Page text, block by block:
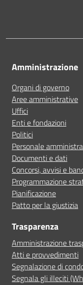
Amministrazione
Organi di governo
Aree amministrative
Uffici
Enti e fondazioni
Politici
Personale
Documenti e dati
Concorsi, avvisi e
Programmazione
Pianificazione
Patto per la giustizia
Trasparenza
Amministrazione
Atti e provvedimenti
Segnalazione di
Segnala gli illeciti